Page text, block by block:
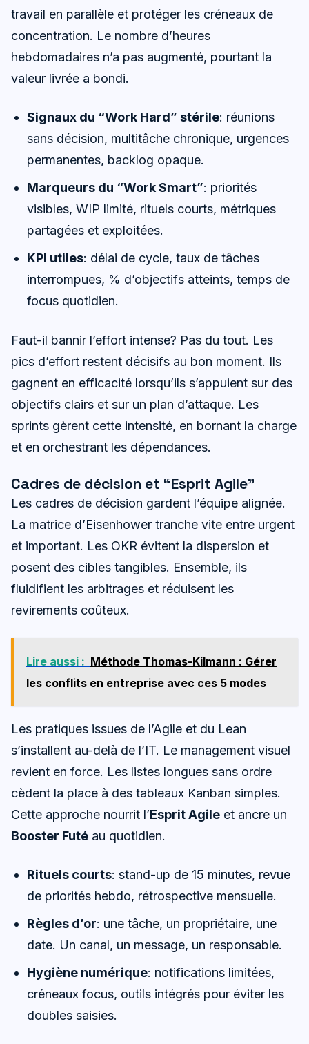
travail en parallèle et protéger les créneaux de
concentration. Le nombre d’heures
hebdomadaires n’a pas augmenté, pourtant la
valeur livrée a bondi.
Signaux du “Work Hard” stérile: réunions
sans décision, multitâche chronique, urgences
permanentes, backlog opaque.
Marqueurs du “Work Smart”: priorités
visibles, WIP limité, rituels courts, métriques
partagées et exploitées.
KPI utiles: délai de cycle, taux de tâches
interrompues, % d’objectifs atteints, temps de
focus quotidien.
Faut-il bannir l’effort intense? Pas du tout. Les
pics d’effort restent décisifs au bon moment. Ils
gagnent en efficacité lorsqu’ils s’appuient sur des
objectifs clairs et sur un plan d’attaque. Les
sprints gèrent cette intensité, en bornant la charge
et en orchestrant les dépendances.
Cadres de décision et “Esprit Agile”
Les cadres de décision gardent l’équipe alignée.
La matrice d’Eisenhower tranche vite entre urgent
et important. Les OKR évitent la dispersion et
posent des cibles tangibles. Ensemble, ils
fluidifient les arbitrages et réduisent les
revirements coûteux.
Lire aussi : Méthode Thomas-Kilmann : Gérer
les conflits en entreprise avec ces 5 modes
Les pratiques issues de l’Agile et du Lean
s’installent au-delà de l’IT. Le management visuel
revient en force. Les listes longues sans ordre
cèdent la place à des tableaux Kanban simples.
Cette approche nourrit l’Esprit Agile et ancre un
Booster Futé au quotidien.
Rituels courts: stand-up de 15 minutes, revue
de priorités hebdo, rétrospective mensuelle.
Règles d’or: une tâche, un propriétaire, une
date. Un canal, un message, un responsable.
Hygiène numérique: notifications limitées,
créneaux focus, outils intégrés pour éviter les
doubles saisies.